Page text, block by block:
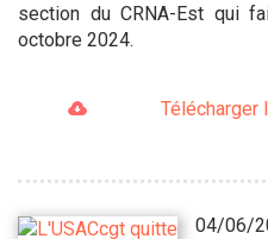
section du CRNA-Est qui
octobre 2024.
Télécharger
04/06/